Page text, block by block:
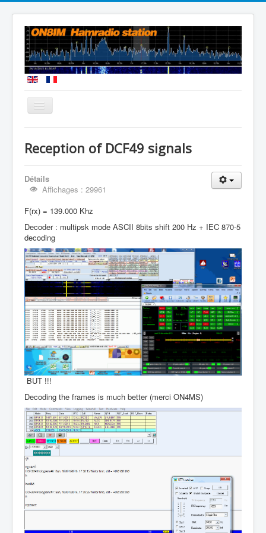
Reception of DCF49 signals
Détails
Affichages : 29961
F(rx) = 139.000 Khz
Decoder : multipsk mode ASCII 8bits shift 200 Hz + IEC 870-5
decoding
BUT !!!
Decoding the frames is much better (merci ON4MS)